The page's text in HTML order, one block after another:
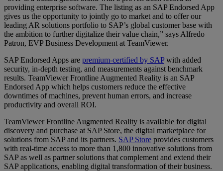
providing enterprise software. The listing as an SAP Endorsed App
gives us the opportunity to jointly go to market and to offer our
leading AR solutions portfolio to SAP’s global customer base with
the ambition to further digitalize their value chain,” says Alfredo
Patron, EVP Business Development at TeamViewer.
SAP Endorsed Apps are premium-certified by SAPwith added
security, in-depth testing, and measurements against benchmark
results. TeamViewer Frontline Augmented Reality is an SAP
Endorsed App which helps customers reduce the effective
downtimes of machines, prevent human errors, and increase
productivity and overall ROI.
TeamViewer Frontline Augmented Reality is available for digital
discovery and purchase at SAP Store, the digital marketplace for
solutions from SAP and its partners. SAP Store provides customers
with real-time access to more than 1,800 innovative solutions from
SAP as well as partner solutions that complement and extend their
SAP applications, enabling digital transformation of their business.